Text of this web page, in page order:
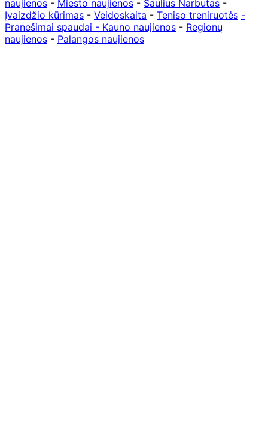
naujienos - Miesto naujienos - Saulius Narbutas -
Įvaizdžio kūrimas - Veidoskaita - Teniso treniruotės -
Pranešimai spaudai - Kauno naujienos - Regionų
naujienos - Palangos naujienos